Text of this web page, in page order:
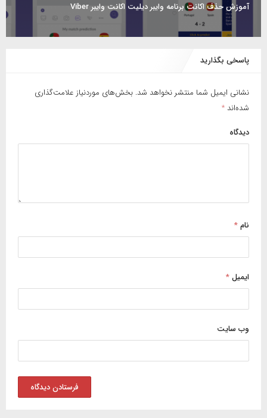
آموزش حذف اکانت برنامه وایبر دیلیت اکانت وایبر Viber
پاسخی بگذارید
نشانی ایمیل شما منتشر نخواهد شد. بخش‌های موردنیاز علامت‌گذاری
شده‌اند *
دیدگاه
نام*
ایمیل*
وب‌ سایت